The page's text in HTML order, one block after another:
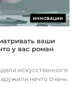
ИННОВАЦИИ
ваши
у вас роман
искусственного
нечто очень